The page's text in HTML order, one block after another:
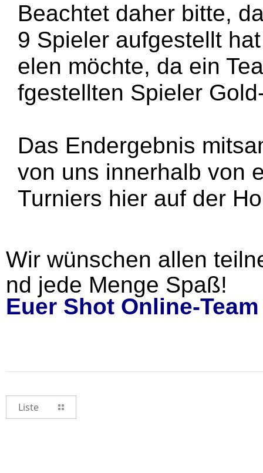
Beachtet daher bitte,
9 Spieler aufgestellt
elen möchte, da ein
fgestellten Spieler
Das Endergebnis
von uns innerhalb von
Turniers hier auf der
Wir wünschen allen
nd jede Menge Spaß!
Euer Shot Online-Team
Liste